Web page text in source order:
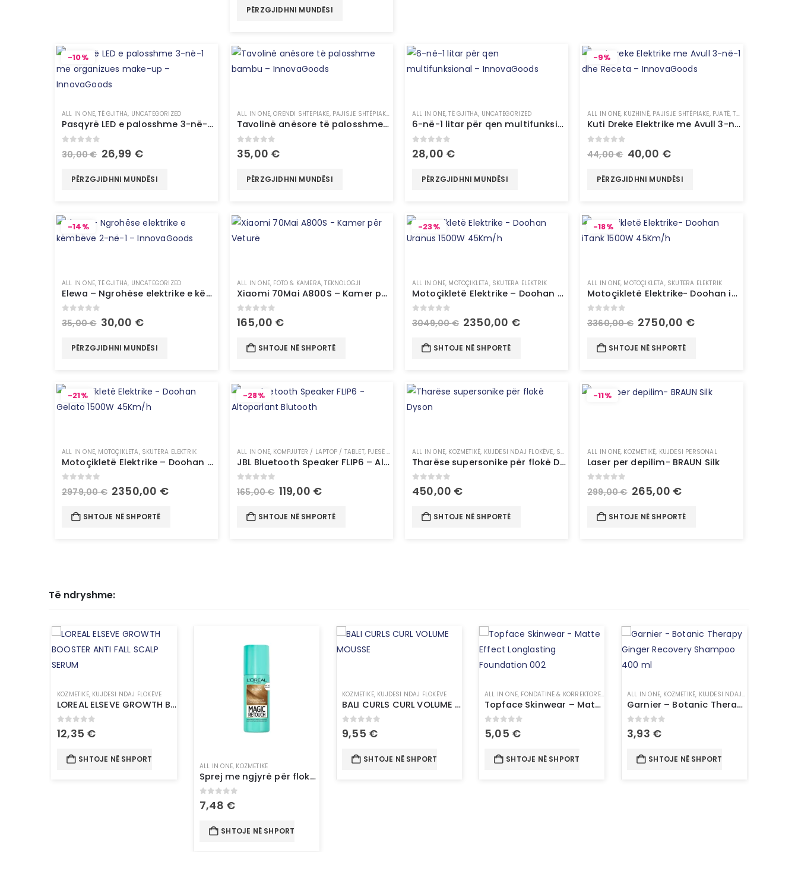
PËRZGJIDHNI MUNDËSI
-10%
ALL IN ONE,TË GJITHA, UNCATEGORIZED
Pasqyrë LED e palosshme 3-në-1 me organizues make-up – InnovaGoods
30,00€ 26,99 €
PËRZGJIDHNI MUNDËSI
ALL IN ONE,ORENDI SHTEPIAKE, PAJISJE SHTËPIAKE TË GJITHA
Tavolinë anësore të palosshme bambu – InnovaGoods
0 out of 5
35,00 €
PËRZGJIDHNI MUNDËSI
ALL IN ONE,TË GJITHA, UNCATEGORIZED
6-në-1 litar për qen multifunksional – InnovaGoods
out of 5
28,00 €
PËRZGJIDHNI MUNDËSI
-9%
ALL IN ONE, KUZHINË, PAJISJE SHTËPIAKE, PJATË,TË GJITHA
Kuti Dreke Elektrike me Avull 3-në-1 dhe Receta – InnovaGoods
44,00€ 40,00 €
PËRZGJIDHNI MUNDËSI
-14%
ALL IN ONE,TË GJITHA, UNCATEGORIZED
Elewa – Ngrohëse elektrike e këmbëve 2-në-1 – InnovaGoods
out of 5
35,00€ 30,00 €
PËRZGJIDHNI MUNDËSI
ALL IN ONE, FOTO & KAMERA,TEKNOLOGJI
Xiaomi 70Mai A800S – Kamer për Veturë
0out of 5
165,00 €
SHTOJE NË SHPORTË
-23%
ALL IN ONE, MOTOÇIKLETA, SKUTERA ELEKTRIK
Motoçikletë Elektrike – Doohan Uranus 1500W 45Km/h
3049,00€ 2350,00 €
SHTOJE NË SHPORTË
-18%
ALL IN ONE, MOTOÇIKLETA, SKUTERA ELEKTRIK
Motoçikletë Elektrike- Doohan iTank 1500W 45Km/h
3360,00€ 2750,00 €
SHTOJE NË SHPORTË
-21%
ALL IN ONE, MOTOÇIKLETA, SKUTERA ELEKTRIK
Motoçikletë Elektrike – Doohan Gelato 1500W 45Km/h
2979,00€ 2350,00 €
SHTOJE NË SHPORTË
-28%
ALL IN ONE, KOMPJUTER / LAPTOP / TABLET, PJESË PËR KOMPJUTER ,TEKNOLOGJI
JBL Bluetooth Speaker FLIP6 – Altoparlant Blutooth
out of 5
165,00€ 119,00 €
SHTOJE NË SHPORTË
ALL IN ONE, KOZMETIKË, KUJDESI NDAJ FLOKËVE, STILUES FLOKËSH
Tharëse supersonike për flokë Dyson
out of 5
450,00 €
SHTOJE NË SHPORTË
-11%
ALL IN ONE, KOZMETIKË, KUJDESI PERSONAL
Laser per depilim- BRAUN Silk
out of 5
299,00€ 265,00 €
SHTOJE NË SHPORTË
Të ndryshme:
KOZMETIKË, KUJDESI NDAJ FLOKËVE
LOREAL ELSEVE GROWTH BOOSTER ANTI FALL SCALP SERUM
0out of 5
12,35 €
SHTOJE NË SHPORTË
ALL IN ONE, KOZMETIKË
Sprej me ngjyrë për flokë-L’Oréal Paris Magic Retouch 5 Light Blonde
0out of 5
7,48 €
SHTOJE NË SHPORTË
KOZMETIKË, KUJDESI NDAJ FLOKËVE
BALI CURLS CURL VOLUME MOUSSE
0 out of 5
9,55 €
SHTOJE NË SHPORTË
ALL IN ONE, FONDATINË & KORREKTORË, KOZMETIKË, MAKE UP
Topface Skinwear – Matte Effect Longlasting Foundation 002
0out of 5
5,05 €
SHTOJE NË SHPORTË
ALL IN ONE, KOZMETIKË, KUJDESI NDAJ FLOKËVE
Garnier – Botanic Therapy Ginger Recovery Shampoo 400 ml
0 out of 5
3,93 €
SHTOJE NË SHPORTË